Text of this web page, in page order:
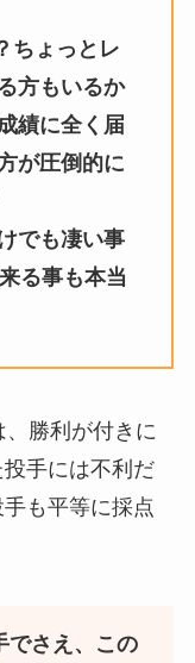
ちょっとレ
方もいるか
績に全く届
が圧倒的に
でも凄い事
る事も本当
勝利が付きに
手には不利だ
も平等に採点
でさえ、この